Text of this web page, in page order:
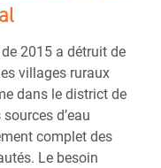
2015 a détruit de
villages ruraux
dans le district de
d’eau
complet des
Le besoin